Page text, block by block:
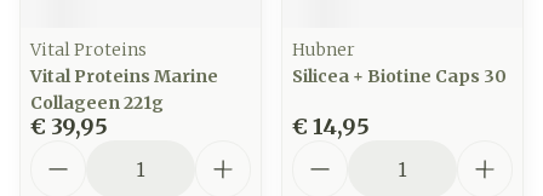
Vital Proteins
Vital Proteins Marine
Collageen 221g
€ 39,95
Hubner
Silicea + Biotine Caps 30
€ 14,95